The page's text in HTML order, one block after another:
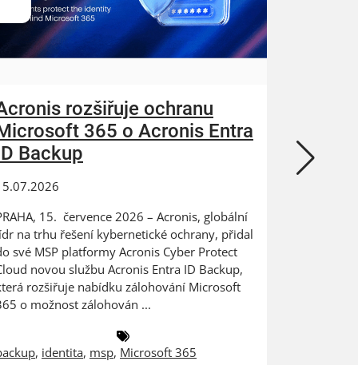
rozšiřuje ochranu
365 o Acronis Entra
Backup
15. července 2026 – Acronis, globální
na trhu řešení kybernetické ochrany, přidal
své MSP platformy Acronis Cyber Protect
novou službu Acronis Entra ID Backup,
rozšiřuje nabídku zálohování Microsoft
o možnost zálohován ...
, identita, msp, Microsoft 365